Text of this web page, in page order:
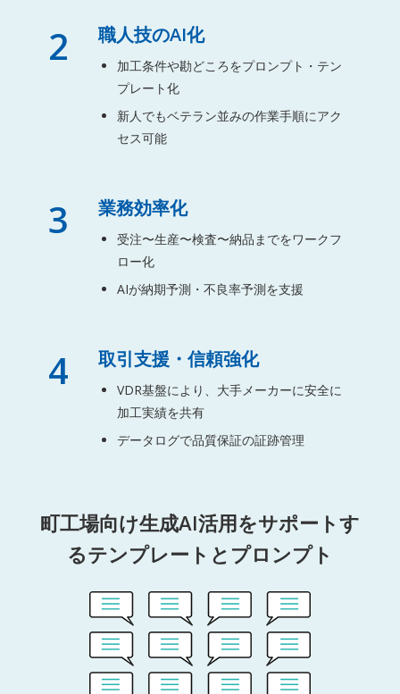
2 職人技のAI化
加工条件や勘どころをプロンプト・テン
プレート化
新人でもベテラン並みの作業手順にアク
セス可能
3 業務効率化
受注〜生産〜検査〜納品までをワークフ
ロー化
AIが納期予測・不良率予測を支援
4 取引支援・信頼強化
VDR基盤により、大手メーカーに安全に
加工実績を共有
データログで品質保証の証跡管理
町工場向け生成AI活用をサポートす
るテンプレートとプロンプト